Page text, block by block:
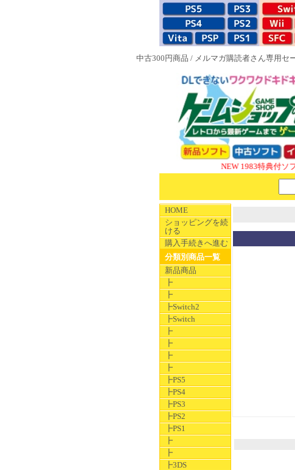
中古300円商品 / メルマガ購読者さん専用セ
NEW 1983特典付ソフト
HOME
ショッピングを続
ける
購入手続きへ進む
分類別商品一覧
新品商品
┣
┣
┣Switch2
┣Switch
┣
┣
┣
┣
┣PS5
┣PS4
┣PS3
┣PS2
┣PS1
┣
┣
┣3DS